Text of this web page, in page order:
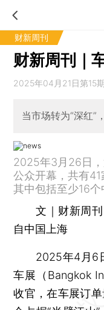
财新周刊
财新周刊｜
2025年04月21日第15期
当市场转为“深红”
2025年3月26日
公众开幕，共有41
其中包括至少16
文｜财新周
自中国上海
2025年4月6日
车展（Bangkok
收官，在车展订